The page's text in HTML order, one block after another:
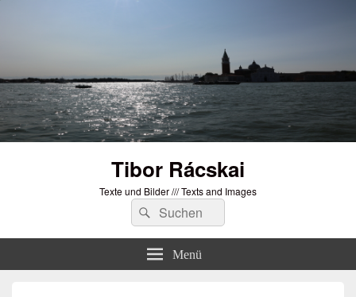
Tibor Rácskai
Texte und Bilder /// Texts and Images
Suchen
nach:
Suchen
Menü